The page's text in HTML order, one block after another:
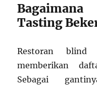
Tasting
Restoran blind
memberikan
Sebagai